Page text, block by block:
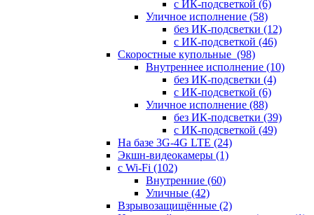
с ИК-подсветкой (6)
Уличное исполнение (58)
без ИК-подсветки (12)
с ИК-подсветкой (46)
Скоростные купольные (98)
Внутреннее исполнение (10)
без ИК-подсветки (4)
с ИК-подсветкой (6)
Уличное исполнение (88)
без ИК-подсветки (39)
с ИК-подсветкой (49)
На базе 3G-4G LTE (24)
Экшн-видеокамеры (1)
с Wi-Fi (102)
Внутренние (60)
Уличные (42)
Взрывозащищённые (2)